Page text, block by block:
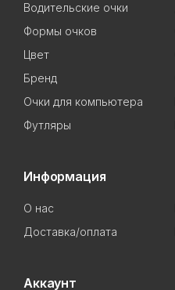
Водительские очки
Формы очков
Цвет
Бренд
Очки для компьютера
Футляры
Информация
О нас
Доставка/оплата
Аккаунт